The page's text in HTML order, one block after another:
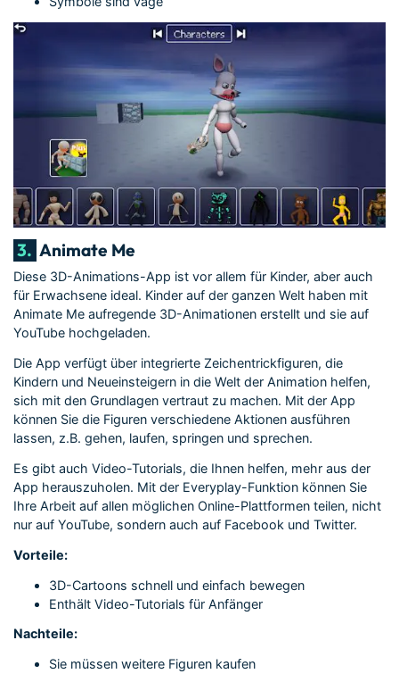
3. Animate Me
Diese 3D-Animations-App ist vor allem für Kinder, aber auch
für Erwachsene ideal. Kinder auf der ganzen Welt haben mit
Animate Me aufregende 3D-Animationen erstellt und sie auf
YouTube hochgeladen.
Die App verfügt über integrierte Zeichentrickfiguren, die
Kindern und Neueinsteigern in die Welt der Animation helfen,
sich mit den Grundlagen vertraut zu machen. Mit der App
können Sie die Figuren verschiedene Aktionen ausführen
lassen, z.B. gehen, laufen, springen und sprechen.
Es gibt auch Video-Tutorials, die Ihnen helfen, mehr aus der
App herauszuholen. Mit der Everyplay-Funktion können Sie
Ihre Arbeit auf allen möglichen Online-Plattformen teilen, nicht
nur auf YouTube, sondern auch auf Facebook und Twitter.
Vorteile:
3D-Cartoons schnell und einfach bewegen
Enthält Video-Tutorials für Anfänger
Nachteile:
Sie müssen weitere Figuren kaufen